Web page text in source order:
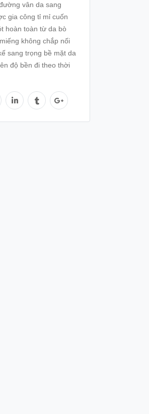
vân da sang
gia công tỉ mỉ cuốn
hoàn toàn từ da bò
không chắp nối
sang trọng bề mặt da
độ bền đi theo thời